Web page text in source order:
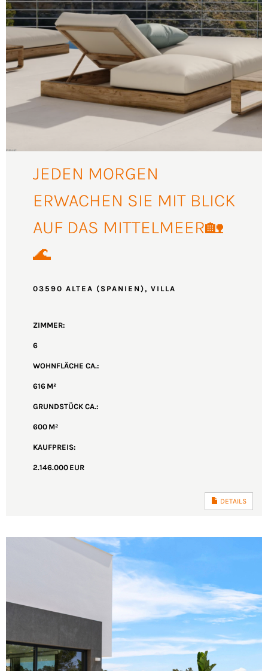
JEDEN MORGEN
ERWACHEN SIE MIT BLICK
AUF DAS MITTELMEER🏡
🌊
03590 ALTEA (SPANIEN), VILLA
ZIMMER:
6
WOHNFLÄCHE CA.:
616 M²
GRUND­STÜCK CA.:
600 M²
KAUFPREIS:
2.146.000 EUR
DETAILS